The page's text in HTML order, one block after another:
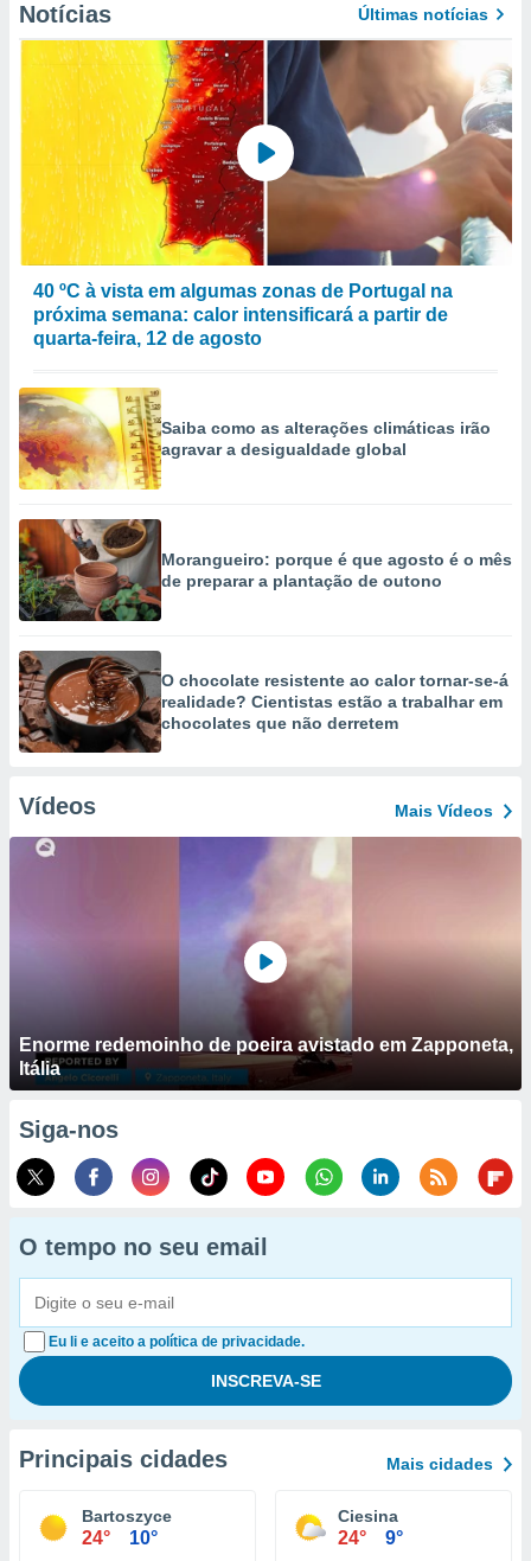
Notícias Últimas notícias
40 ºC à vista em algumas zonas de Portugal na
próxima semana: calor intensificará a partir de
quarta-feira, 12 de agosto
Saiba como as alterações climáticas irão
agravar a desigualdade global
Morangueiro: porque é que agosto é o mês
de preparar a plantação de outono
O chocolate resistente ao calor tornar-se-á
realidade? Cientistas estão a trabalhar em
chocolates que não derretem
Vídeos Mais Vídeos
Enorme redemoinho de poeira avistado em Zapponeta,
Itália
Siga-nos
O tempo no seu email
Eu li e aceito a política de privacidade.
Principais cidades Mais cidades
Bartoszyce
24° 10°
Ciesina
24° 9°